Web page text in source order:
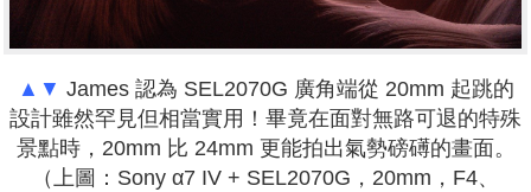
▲▼ James 認為 SEL2070G 廣角端從 20mm 起跳的
設計雖然罕見但相當實用！畢竟在面對無路可退的特殊
景點時，20mm 比 24mm 更能拍出氣勢磅礡的畫面。
（上圖：Sony α7 IV + SEL2070G，20mm，F4、